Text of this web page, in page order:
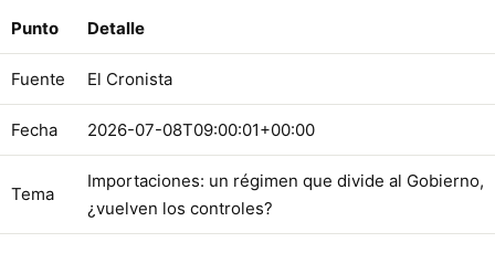
Punto Detalle
Fuente El Cronista
Fecha 2026-07-08T09:00:01+00:00
Tema
Importaciones: un régimen que divide al Gobierno,
¿vuelven los controles?